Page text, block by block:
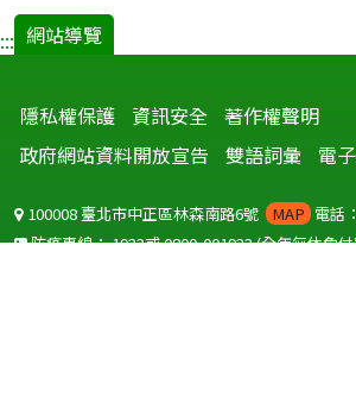
::: 網站導覽
隱私權保護 資訊安全 著作權聲明
政府網站資料開放宣告
雙語詞彙 電
100008 臺北市中正區林森南路6號 MAP 電話
防疫專線：1922或0800-001922(全年無休免